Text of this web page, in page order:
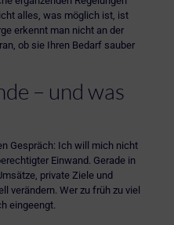
alles, was möglich ist, ist
erkennt man nicht an der
ob sie Ihren Bedarf sauber
– und was
Gespräch: Ich will mich nicht
Einwand. Gerade in
private Ziele und
verändern. Wer zu früh zu viel
eingeengt.